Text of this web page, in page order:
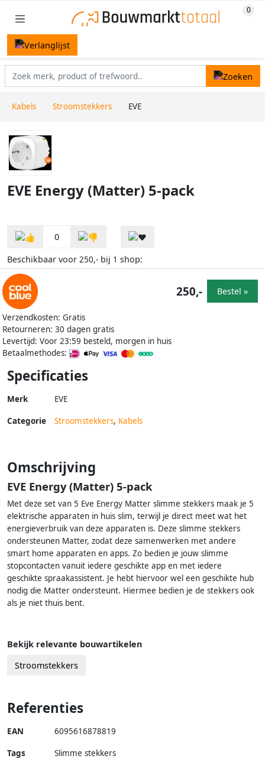
Kabels Stroomstekkers EVE
EVE Energy (Matter) 5-pack
0
Beschikbaar voor 250,- bij 1 shop:
Verzendkosten: Gratis
Retourneren: 30 dagen gratis
Levertijd: Voor 23:59 besteld, morgen in huis
Betaalmethodes:
250,- Bestel »
Specificaties
Merk EVE
Categorie Stroomstekkers, Kabels
Omschrijving
EVE Energy (Matter) 5-pack
Met deze set van 5 Eve Energy Matter slimme stekkers maak je 5
elektrische apparaten in huis slim, terwijl je direct meet wat het
energieverbruik van deze apparaten is. Deze slimme stekkers
ondersteunen Matter, zodat deze samenwerken met andere
smart home apparaten en apps. Zo bedien je jouw slimme
stopcontacten vanuit iedere geschikte app en met iedere
geschikte spraakassistent. Je hebt hiervoor wel een geschikte hub
nodig die Matter ondersteunt. Hiermee bedien je de stekkers ook
als je niet thuis bent.
Bekijk relevante bouwartikelen
Stroomstekkers
Referenties
EAN 6095616878819
Tags
Slimme stekkers